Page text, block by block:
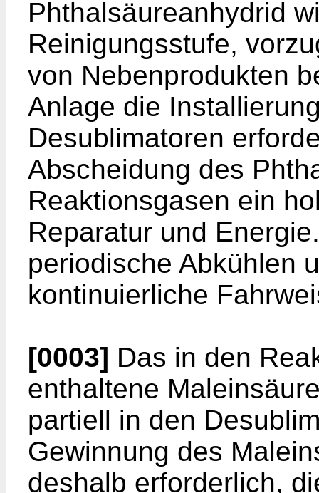
Phthalsäureanhydrid
Reinigungsstufe,
von Nebenprodukten
Anlage die
Desublimatoren
Abscheidung des
Reaktionsgasen ein
Reparatur und
periodische Abkühlen
kontinuierliche
[0003] Das in den
enthaltene
partiell in den
Gewinnung des
deshalb erforderlich,